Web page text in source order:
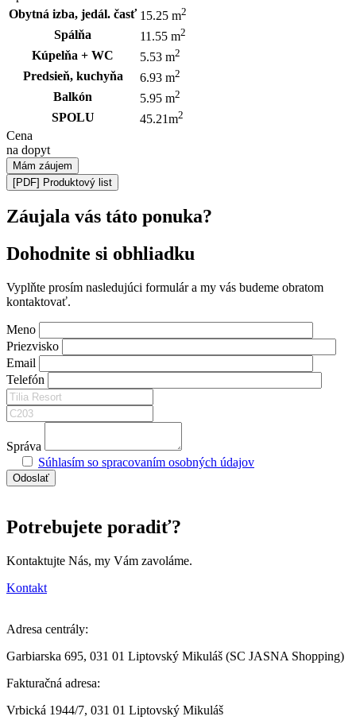
Obytná izba, jedál. časť 15.25 m2
Spálňa 11.55 m2
Kúpelňa + WC 5.53 m2
Predsieň, kuchyňa 6.93 m2
Balkón 5.95 m2
SPOLU 45.21m2
Cena
na dopyt
Mám záujem
[PDF] Produktový list
Záujala vás táto ponuka?
Dohodnite si obhliadku
Vyplňte prosím nasledujúci formulár a my vás budeme obratom
kontaktovať.
Meno
Priezvisko
Email
Telefón
Správa
Súhlasím so spracovaním osobných údajov
Potrebujete poradiť?
Kontaktujte Nás, my Vám zavoláme.
Kontakt
Adresa centrály:
Garbiarska 695, 031 01 Liptovský Mikuláš (SC JASNA Shopping)
Fakturačná adresa:
Vrbická 1944/7, 031 01 Liptovský Mikuláš